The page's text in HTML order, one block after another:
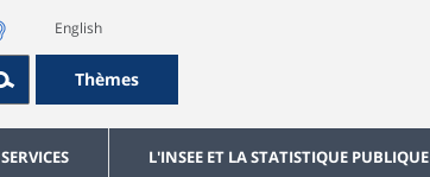
English
Thèmes
SERVICES L'INSEE ET LA STATISTIQUE PUBLIQUE